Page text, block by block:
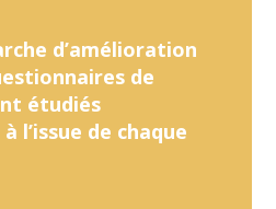
d’amélioration
de
étudiés
l’issue de chaque